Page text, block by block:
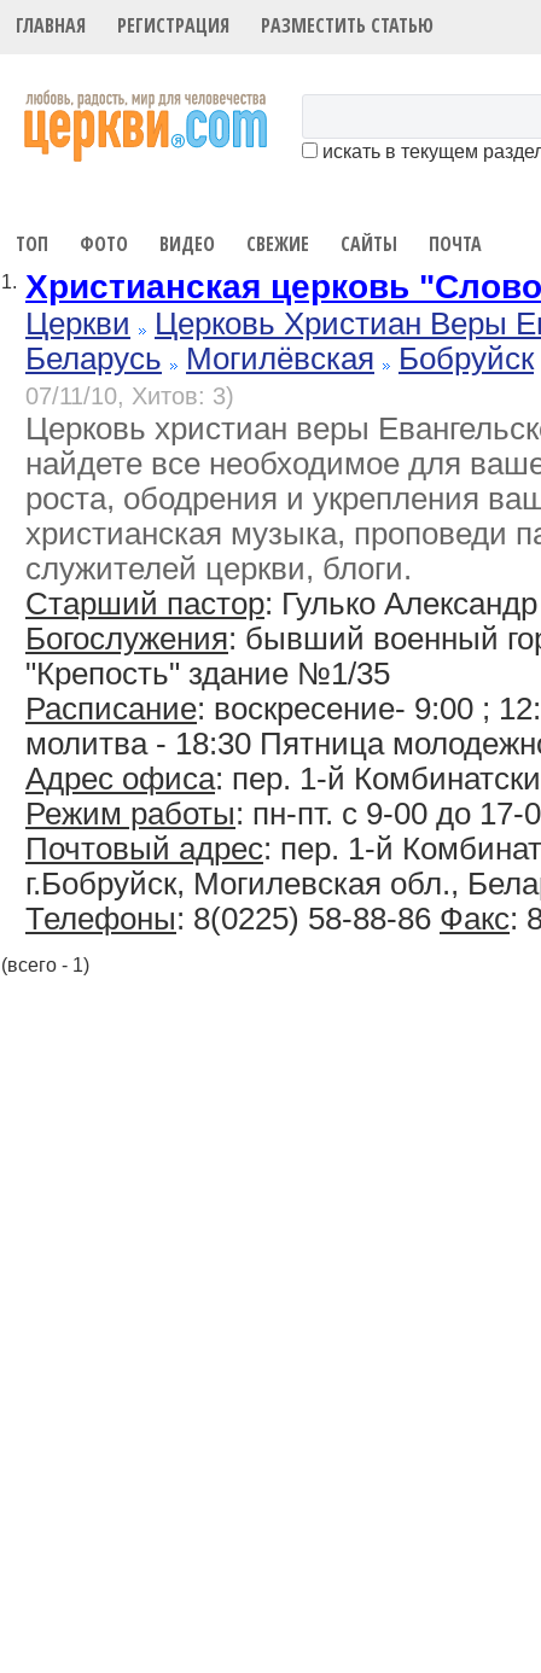
ГЛАВНАЯ РЕГИСТРАЦИЯ РАЗМЕСТИТЬ СТАТЬЮ
искать в текущем
ТОП ФОТО ВИДЕО СВЕЖИЕ САЙТЫ ПОЧТА
1. Христианская церковь
Церкви
Церковь Христиан Веры
Беларусь
Могилёвская Бобруйск
07/11/10, Хитов: 3)
Церковь христиан веры
найдете все необходимое для
роста, ободрения и укрепления
христианская музыка, проповеди
служителей церкви, блоги.
Старший пастор: Гулько
Богослужения: бывший военный
"Крепость" здание №1/35
Расписание: воскресение- 9:00 ;
молитва - 18:30 Пятница
Адрес офиса: пер. 1-й
Режим работы: пн-пт. с 9-00 до 17-
Почтовый адрес: пер. 1-й
г.Бобруйск, Могилевская обл.,
Телефоны: 8(0225) 58-88-86 Факс:
(всего - 1)